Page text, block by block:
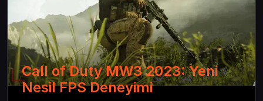
Call of Duty MW3 2023: Yeni
Nesil FPS Deneyimi